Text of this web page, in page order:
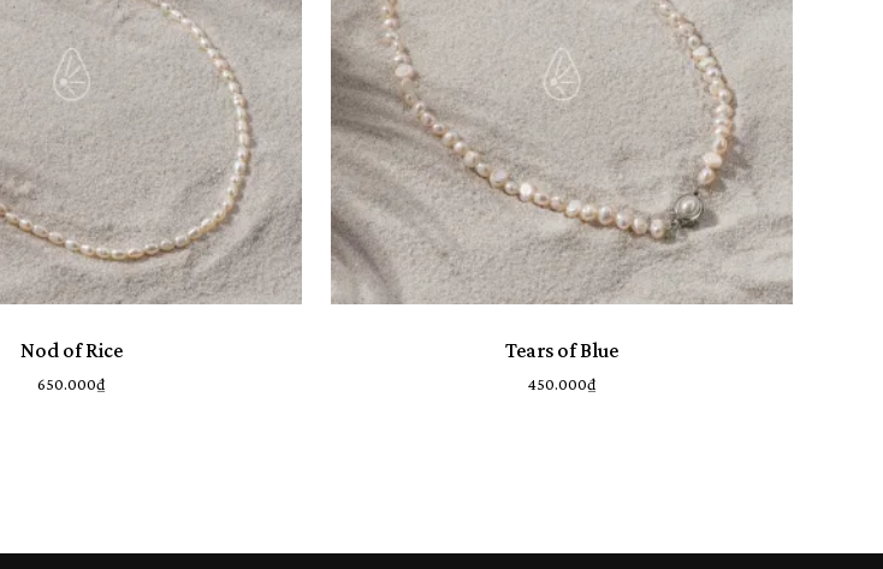
Chưa có sản phẩm trong giỏ hàng.
Go To Shop
Nod of Rice
650.000₫
Tears of Blue
450.000₫